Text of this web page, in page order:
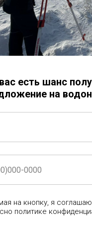
есть шанс
на
на кнопку, я
политике